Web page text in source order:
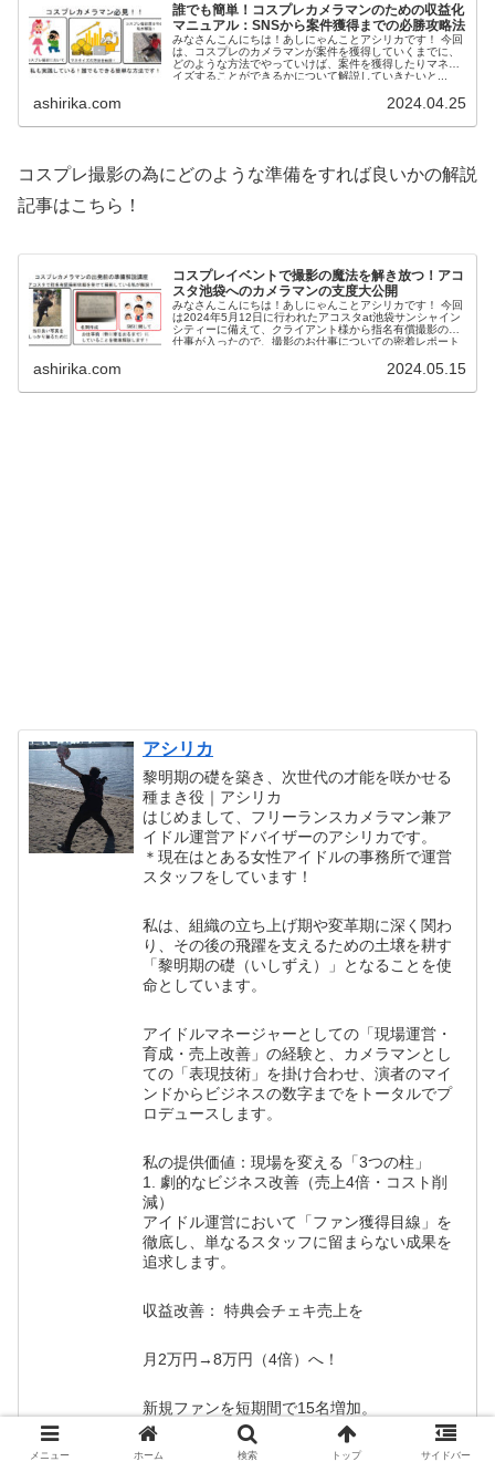
誰でも簡単！コスプレカメラマンのための収益化
マニュアル：SNSから案件獲得までの必勝攻略法
みなさんこんにちは！あしにゃんことアシリカです！ 今回
は、コスプレのカメラマンが案件を獲得していくまでに、
どのような方法でやっていけば、案件を獲得したりマネタ
イズすることができるかについて解説していきたいと...
ashirika.com 2024.04.25
コスプレ撮影の為にどのような準備をすれば良いかの解説
記事はこちら！
コスプレイベントで撮影の魔法を解き放つ！アコ
スタ池袋へのカメラマンの支度大公開
みなさんこんにちは！あしにゃんことアシリカです！ 今回
は2024年5月12日に行われたアコスタat池袋サンシャイン
シティーに備えて、クライアント様から指名有償撮影のお
仕事が入ったので、撮影のお仕事についての密着レポート
ashirika.com 2024.05.15
アシリカ
黎明期の礎を築き、次世代の才能を咲かせる
種まき役｜アシリカ
はじめまして、フリーランスカメラマン兼ア
イドル運営アドバイザーのアシリカです。
＊現在はとある女性アイドルの事務所で運営
スタッフをしています！
私は、組織の立ち上げ期や変革期に深く関わ
り、その後の飛躍を支えるための土壌を耕す
「黎明期の礎（いしずえ）」となることを使
命としています。
アイドルマネージャーとしての「現場運営・
育成・売上改善」の経験と、カメラマンとし
ての「表現技術」を掛け合わせ、演者のマイ
ンドからビジネスの数字までをトータルでプ
ロデュースします。
私の提供価値：現場を変える「3つの柱」
1. 劇的なビジネス改善（売上4倍・コスト削
減）
アイドル運営において「ファン獲得目線」を
徹底し、単なるスタッフに留まらない成果を
追求します。
収益改善： 特典会チェキ売上を
月2万円→8万円（4倍）へ！
新規ファンを短期間で15名増加。
現場の最適化： 各メンバーへのキッチンタイ
メニュー ホーム 検索 トップ サイドバー